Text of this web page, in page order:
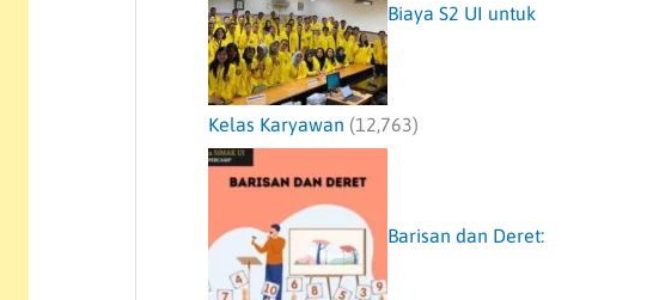
Biaya S2 UI untuk
Kelas Karyawan (12,763)
Barisan dan Deret: